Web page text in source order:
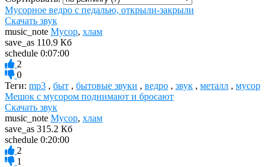
Мусорное ведро с педалью, открыли-закрыли
Скачать звук
music_note Мусор, хлам
save_as 110.9 Кб
schedule 0:07:00
2
0
Теги: mp3 , быт , бытовые звуки , ведро , звук , металл , мусор
Мешок с мусором поднимают и бросают
Скачать звук
music_note Мусор, хлам
save_as 315.2 Кб
schedule 0:20:00
2
1